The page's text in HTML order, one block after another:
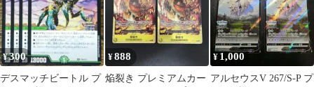
¥300
デスマッチビートル プ
¥888
焔裂き プレミアムカー
¥ 1,000
アルセウスV 267/S-P プ